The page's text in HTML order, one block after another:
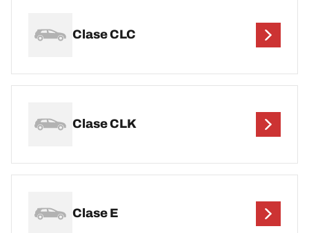
Clase CLC
Clase CLK
Clase E